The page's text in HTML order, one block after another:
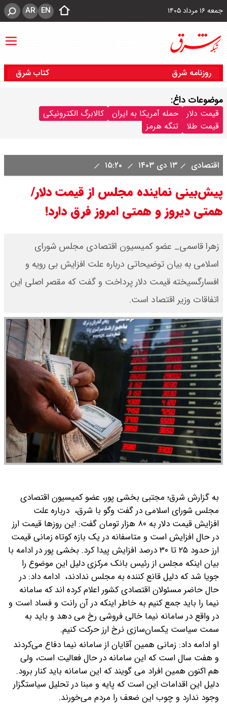
جمعه ۱۶ مرداد ۱۴۰۵ EN
AR
روزنامه شرق کتاب شرق
موضوعات داغ:
قیمت دلار حمله آمریکا به ایران
کالابرگ الکترونیکی
قیمت طلا
تنگه هرمز
اقتصادی ۱۳ دی ۱۴۰۳
پیش‌بینی نماینده مجلس از قیمت دلار/
همتی دیروز و همتی امروز فرق دارد!
زهرا قاسمی_ عضو کمیسیون اقتصادی مجلس شورای
اسلامی به بیان توضیحاتی درباره علت افزایش بی رویه و
افسارگسیخته قیمت دلار پرداخت و گفت که مقصر اصلی این
اتفاقات وزیر اقتصاد است.
به گزارش شرق؛ مجتبی بخشی پور، عضو کمیسیون اقتصادی
مجلس شورای اسلامی در گفت وگو با شرق، درباره علت
افزایش قیمت دلار به ۸۰ هزار تومان گفت: این روزها قیمت ارز
در حال افزایش است و متاسفانه در یک بازه کوتاه زمانی قیمت
ارز حدود ۲۵ تا ۳۰ درصد افزایش پیدا کرد.
بخشی پور در ادامه با
بیان اینکه مجلس از رئیس بانک مرکزی دلیل این موضوع را
جویا شد که دلیل قانع کننده به مجلس ندادند، ادامه داد: در
حال حاضر مسئولان اقتصادی کشور اعلام کرده اند که سامانه
نیما را باید جمع کنیم به خاطر اینکه در آن رانت و فساد است و
در واقع در سامانه نیما خالی فروشی رخ می دهد و باید به
سمت سیاست یکسان‌سازی نرخ ارز حرکت کنیم.
او ادامه داد: زمانی همین آقایان از سامانه نیما دفاع می‌کردند
و هفت سال است که این سامانه در حال فعالیت است، ولی
هم اکنون همین افراد می گویند که این سامانه باید کنار برود.
دلیل این اقدامات این است که پایه و مبنا در تحلیل سیاستگزار
وجود ندارد و چوب این ضعف را مردم می‌خورند.